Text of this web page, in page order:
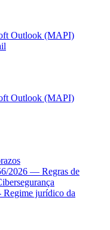
Outlook (MAPI)
Outlook (MAPI)
2026 — Regras de
Regime jurídico da